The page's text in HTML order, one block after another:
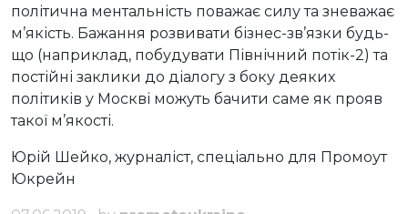
політична ментальність поважає силу та зневажає
м’якість. Бажання розвивати бізнес-зв’язки будь-
що (наприклад, побудувати Північний потік-2) та
постійні заклики до діалогу з боку деяких
політиків у Москві можуть бачити саме як прояв
такої м’якості.
Юрій Шейко, журналіст, спеціально для Промоут
Юкрейн